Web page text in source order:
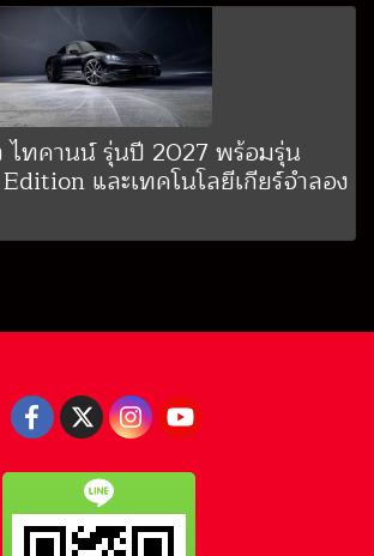
ไทคานน์ รุ่นปี 2027 พร้อมรุ่น
และเทคโนโลยีเกียร์จำลอง